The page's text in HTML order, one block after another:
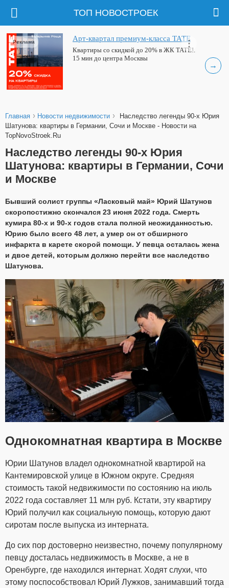
ТОП НОВОСТРОЕК
→
Арт-квартал премиум-класса ТАТЕ
Квартиры со скидкой до 20% в ЖК ТАТЕ!.
15 мин до центра Москвы
Реклама
Главная › Новости недвижимости ›
Наследство легенды 90-х Юрия
Шатунова: квартиры в Германии, Сочи и Москве - Новости на
TopNovoStroek.Ru
Наследство легенды 90-х Юрия
Шатунова: квартиры в Германии, Сочи
и Москве
Бывший солист группы «Ласковый май» Юрий Шатунов
скоропостижно скончался 23 июня 2022 года. Смерть
кумира 80-х и 90-х годов стала полной неожиданностью.
Юрию было всего 48 лет, а умер он от обширного
инфаркта в карете скорой помощи. У певца осталась жена
и двое детей, которым должно перейти все наследство
Шатунова.
Однокомнатная квартира в Москве
Юрии Шатунов владел однокомнатной квартирой на
Кантемировской улице в Южном округе. Средняя
стоимость такой недвижимости по состоянию на июль
2022 года составляет 11 млн руб. Кстати, эту квартиру
Юрий получил как социальную помощь, которую дают
сиротам после выпуска из интерната.
До сих пор достоверно неизвестно, почему популярному
певцу досталась недвижимость в Москве, а не в
Оренбурге, где находился интернат. Ходят слухи, что
этому поспособствовал Юрий Лужков, занимавший тогда